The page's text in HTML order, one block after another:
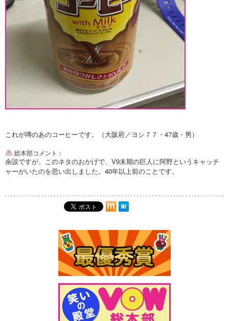
これが噂のあのコーヒーです。（大阪府／ヨシ７７・47歳・男）
総本部コメント：
余談ですが、このネタのおかげで、V9末期の巨人に阿野というキャッチ
ャーがいたのを思い出しました。40年以上前のことです。